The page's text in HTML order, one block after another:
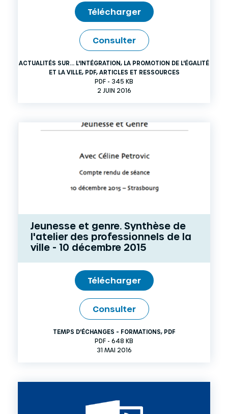
Télécharger
Consulter
ACTUALITÉS SUR... L'INTÉGRATION, LA PROMOTION DE L'ÉGALITÉ
ET LA VILLE, PDF, ARTICLES ET RESSOURCES
PDF - 345 KB
2 JUIN 2016
Jeunesse et genre. Synthèse de
l'atelier des professionnels de la
ville - 10 décembre 2015
Télécharger
Consulter
TEMPS D'ÉCHANGES - FORMATIONS, PDF
PDF - 648 KB
31 MAI 2016